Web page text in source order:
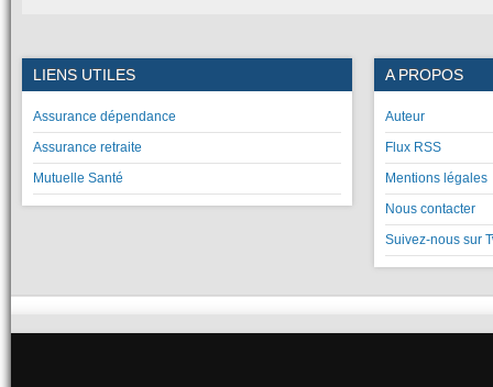
LIENS UTILES
Assurance dépendance
Assurance retraite
Mutuelle Santé
A PROPOS
Auteur
Flux RSS
Mentions légales
Nous contacter
Suivez-nous sur